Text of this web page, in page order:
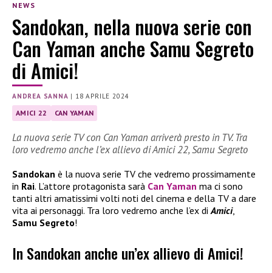
NEWS
Sandokan, nella nuova serie con
Can Yaman anche Samu Segreto
di Amici!
ANDREA SANNA | 18 APRILE 2024
AMICI 22 CAN YAMAN
La nuova serie TV con Can Yaman arriverà presto in TV. Tra
loro vedremo anche l’ex allievo di Amici 22, Samu Segreto
Sandokan è la nuova serie TV che vedremo prossimamente
in Rai. L’attore protagonista sarà Can Yaman ma ci sono
tanti altri amatissimi volti noti del cinema e della TV a dare
vita ai personaggi. Tra loro vedremo anche l’ex di Amici,
Samu Segreto!
In Sandokan anche un’ex allievo di Amici!